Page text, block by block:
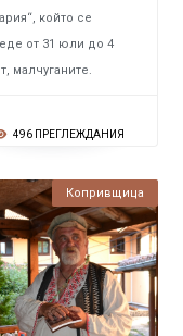
който се
от 31 юли до 4
малчуганите.
496 ПРЕГЛЕЖДАНИЯ
Копривщица